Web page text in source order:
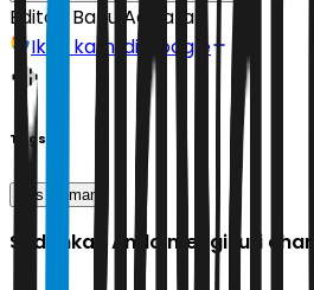
Editor: Banu Adikara
Ikuti kami di Google
Tags
pss sleman
Sudahkah Anda mengikuti